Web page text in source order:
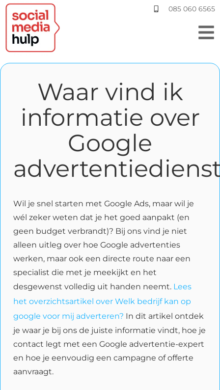
085 060 6565
Waar vind ik
informatie over
Google
Wil je snel starten met Google Ads, maar wil je
wél zeker weten dat je het goed aanpakt (en
geen budget verbrandt)? Bij ons vind je niet
alleen uitleg over hoe Google advertenties
werken, maar ook een directe route naar een
specialist die met je meekijkt en het
desgewenst volledig uit handen neemt. Lees
het overzichtsartikel over Welk bedrijf kan op
google voor mij adverteren? In dit artikel ontdek
je waar je bij ons de juiste informatie vindt, hoe je
contact legt met een Google advertentie-expert
en hoe je eenvoudig een campagne of offerte
aanvraagt.